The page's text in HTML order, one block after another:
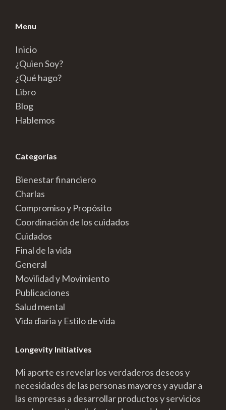
Menu
Inicio
¿Quien Soy?
¿Qué hago?
Libro
Blog
Hablemos
Categorías
Bienestar financiero
Charlas
Compromiso y Propósito
Coordinación de los cuidados
Cuidados
Final de la vida
General
Movilidad y Movimiento
Publicaciones
Salud mental
Vida diaria y Estilo de vida
Longevity Initiatives
Mi aporte es revelar los verdaderos deseos y
necesidades de las personas mayores y ayudar a
las empresas a desarrollar productos y servicios